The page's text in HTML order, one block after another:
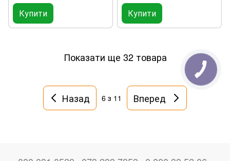
Купити Купити
Показати ще 32 товара
Назад 6 з 11 Вперед